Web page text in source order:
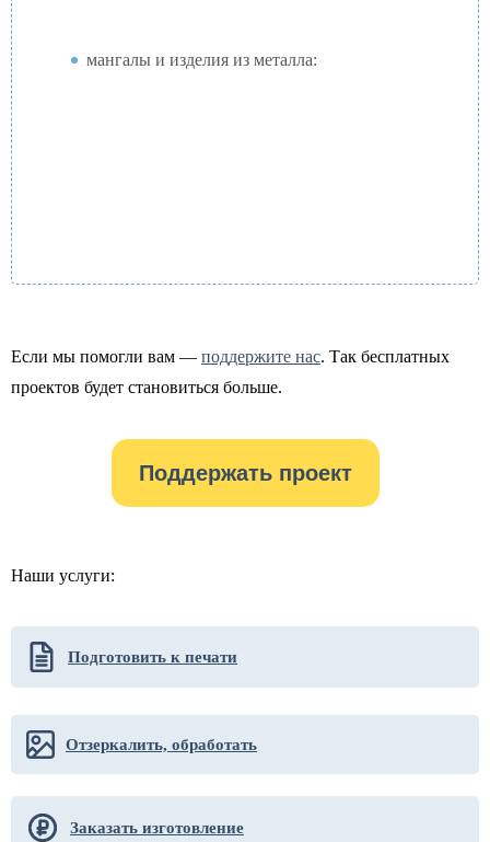
мангалы и изделия из металла:
Если мы помогли вам — поддержите нас. Так бесплатных
проектов будет становиться больше.
Поддержать проект
Наши услуги:
Подготовить к печати
Отзеркалить, обработать
Заказать изготовление